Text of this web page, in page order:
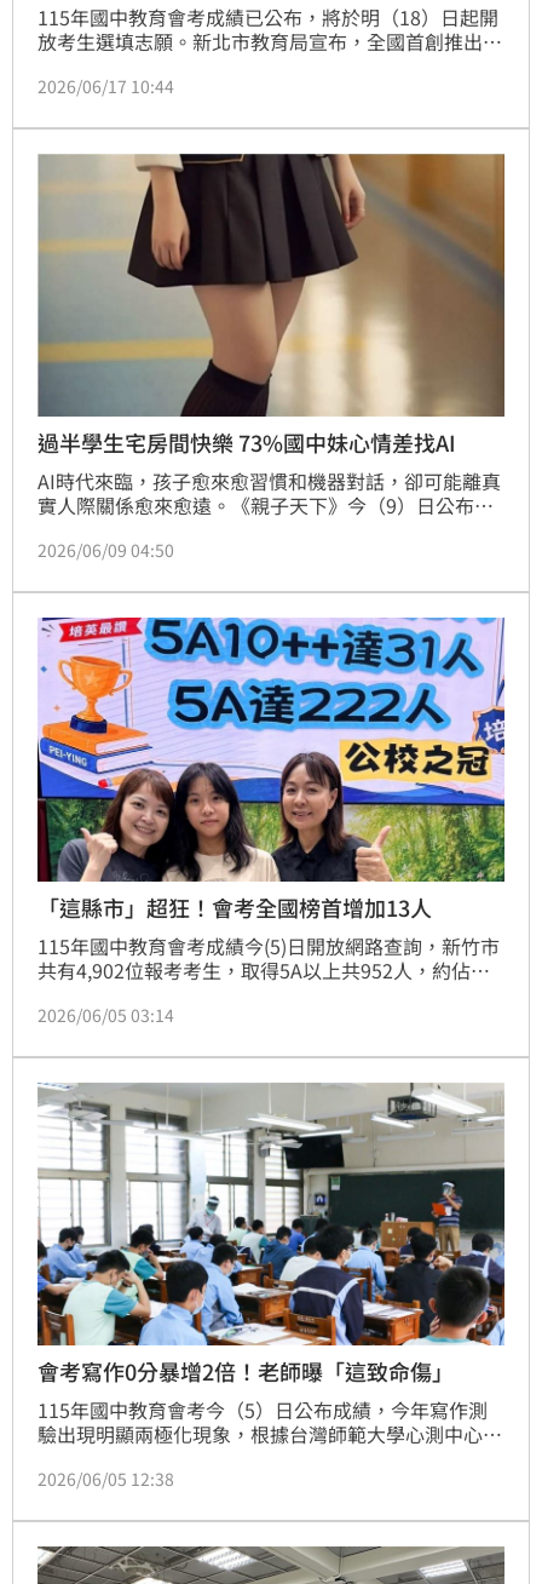
115年國中教育會考成績已公布，將於明（18）日起開
放考生選填志願。新北市教育局宣布，全國首創推出
截止前，免費開放全市2萬8,930名國三生及家長使用，
高中職及五專志願。
2026/06/17 10:44
過半學生宅房間快樂 73%國中妹心情差找AI
AI時代來臨，孩子愈來愈習慣和機器對話，卻可能離真
實人際關係愈來愈遠。《親子天下》今（9）日公布
待在房間滑手機、追劇或打電動，比和朋友出門更快樂
國中女生高達73%。調查也顯示，感到壓力大、不喜歡
上學的學生比例已連續3年攀升，顯示AI普及之際，孩
子的孤單感與焦慮感也同步增加。
2026/06/09 04:50
「這縣市」超狂！會考全國榜首增加13人
115年國中教育會考成績今(5)日開放網路查詢，新竹市
共有4,902位報考考生，取得5A以上共952人，約佔總
有18人，較去年增加13人，成績亮眼。作文表現方
人，展現學生透過文字梳理觀點、表達思辨能力的深厚
底蘊，也讓親師生同感肯定與榮耀。
2026/06/05 03:14
會考寫作0分暴增2倍！老師曝「這致命傷」
115年國中教育會考今（5）日公布成績，今年寫作測
驗出現明顯兩極化現象，根據台灣師範大學心測中心統
但同時也有2187人拿到0級分，較去年的753人大增
有想法，卻無法有效轉化成文字表達，成為失分關鍵。
2026/06/05 12:38